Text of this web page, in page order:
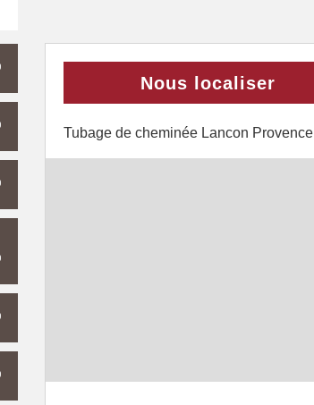
Nous localiser
Tubage de cheminée Lancon Provence